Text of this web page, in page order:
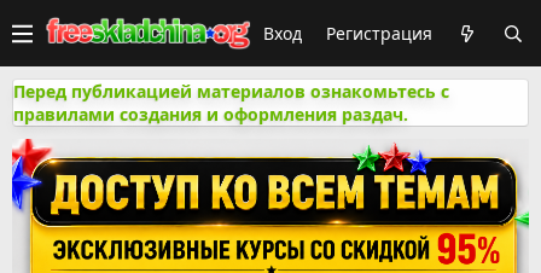
Вход Регистрация
Перед публикацией материалов ознакомьтесь с
правилами создания и оформления раздач.